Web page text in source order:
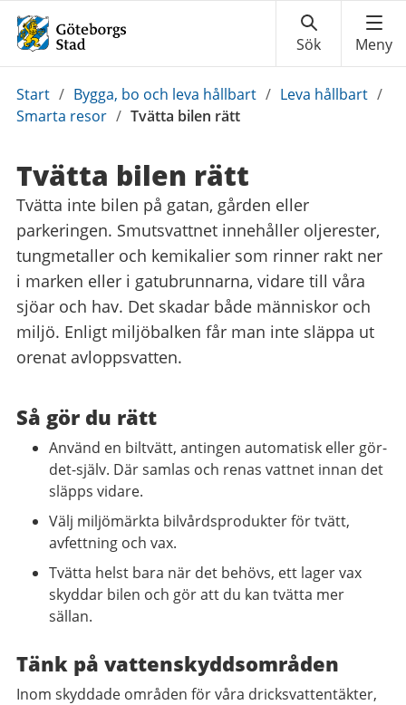
Du
är
Start / Bygga, bo och leva hållbart / Leva hållbart /
Smarta resor / Tvätta bilen rätt
Tvätta bilen rätt
Tvätta inte bilen på gatan, gården eller
parkeringen. Smutsvattnet innehåller oljerester,
tungmetaller och kemikalier som rinner rakt ner
i marken eller i gatubrunnarna, vidare till våra
sjöar och hav. Det skadar både människor och
miljö. Enligt miljöbalken får man inte släppa ut
orenat avloppsvatten.
Så gör du rätt
Använd en biltvätt, antingen automatisk eller gör-
det-själv. Där samlas och renas vattnet innan det
släpps vidare.
Välj miljömärkta bilvårdsprodukter för tvätt,
avfettning och vax.
Tvätta helst bara när det behövs, ett lager vax
skyddar bilen och gör att du kan tvätta mer
sällan.
Tänk på vattenskyddsområden
Inom skyddade områden för våra dricksvattentäkter,